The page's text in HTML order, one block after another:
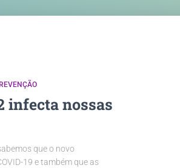
infecta nossas
que o novo
19 e também que as